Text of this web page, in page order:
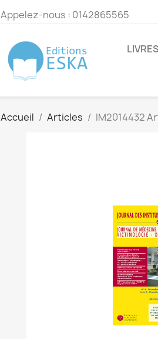
Appelez-nous : 0142865565
LIVRES
Accueil Articles IM2014432